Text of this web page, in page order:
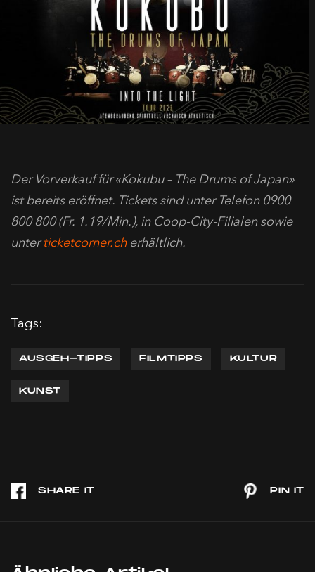
Der Vorverkauf für «Kokubu – The Drums of Japan»
ist bereits eröffnet. Tickets sind unter Telefon 0900
800 800 (Fr. 1.19/Min.), in Coop-City-Filialen sowie
unterticketcorner.cherhältlich.
Tags:
AUSGEH-TIPPS FILMTIPPS KULTUR
KUNST